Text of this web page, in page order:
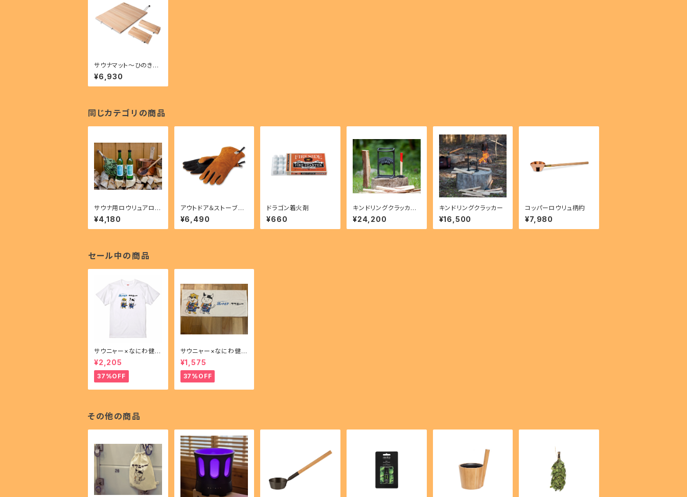
サウナマット～ひのき舞
台～
¥6,930
同じカテゴリの商品
サウナ用ロウリュアロマ
水【ヒノキ・クロモジ】2
本セット
¥4,180
アウトドア＆ストーブグ
ローブ
¥6,490
ドラゴン着火剤
¥660
キンドリングクラッカー
キング
¥24,200
キンドリングクラッカー
¥16,500
コッパーロウリュ柄杓
¥7,980
セール中の商品
サウニャー×なにわ健康
ランド湯～トピアコラボ
Ｔシャツ
¥2,205
37%OFF
サウニャー×なにわ健康
ランド湯～トピアコラボ
フェイスタオル
¥1,575
37%OFF
その他の商品